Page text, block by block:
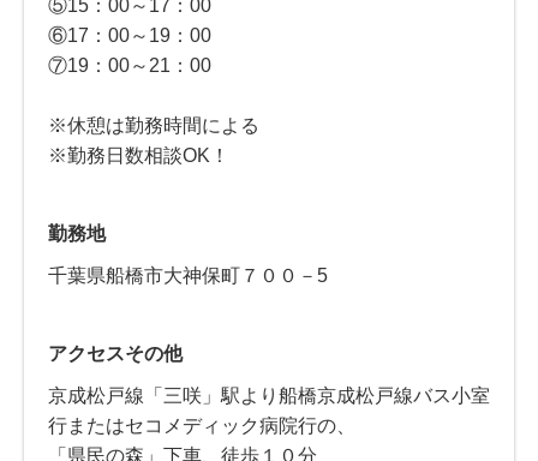
⑤15：00～17：00
⑥17：00～19：00
⑦19：00～21：00
※休憩は勤務時間による
※勤務日数相談OK！
勤務地
千葉県船橋市大神保町７００－5
アクセスその他
京成松戸線「三咲」駅より船橋京成松戸線バス小室
行またはセコメディック病院行の、
「県民の森」下車、徒歩１０分